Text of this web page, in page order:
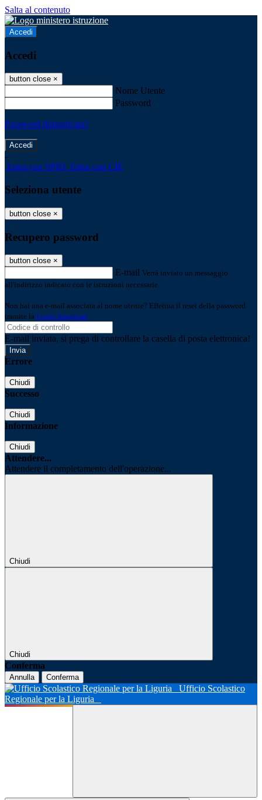
Salta al contenuto
Accedi
Accedi
button close ×
Nome Utente
Password
Password dimenticata?
-
Entra con SPID Entra con CIE
Seleziona utente
button close ×
Recupero password
button close ×
E-mail Verrà inviato un messaggio
all'indirizzo indicato con le istruzioni necessarie.
Non hai una e-mail associata al nome utente? Effettua il reset della password
tramite la Login Spaggiari
E-mail inviata, si prega di controllare la casella di posta elettronica!
Errore
Chiudi
Successo
Chiudi
Informazione
Chiudi
Attendere...
Attendere il completamento dell'operazione...
Chiudi
Chiudi
Conferma
Annulla Conferma
Ufficio Scolastico
Regionale per la Liguria